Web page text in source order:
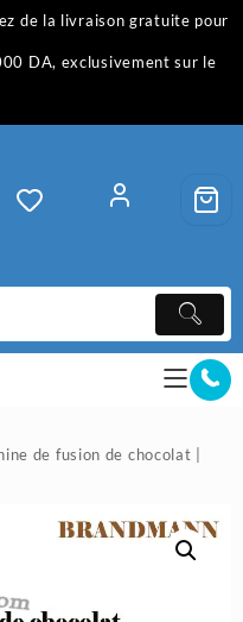
de la livraison gratuite pour
DA, exclusivement sur le
de fusion de chocolat |